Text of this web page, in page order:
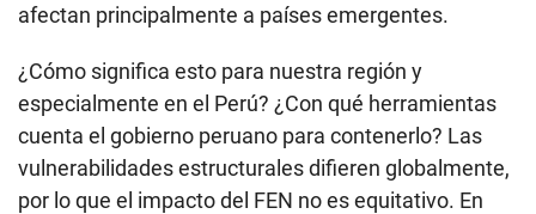
afectan principalmente a países emergentes.
¿Cómo significa esto para nuestra región y
especialmente en el Perú? ¿Con qué herramientas
cuenta el gobierno peruano para contenerlo? Las
vulnerabilidades estructurales difieren globalmente,
por lo que el impacto del FEN no es equitativo. En